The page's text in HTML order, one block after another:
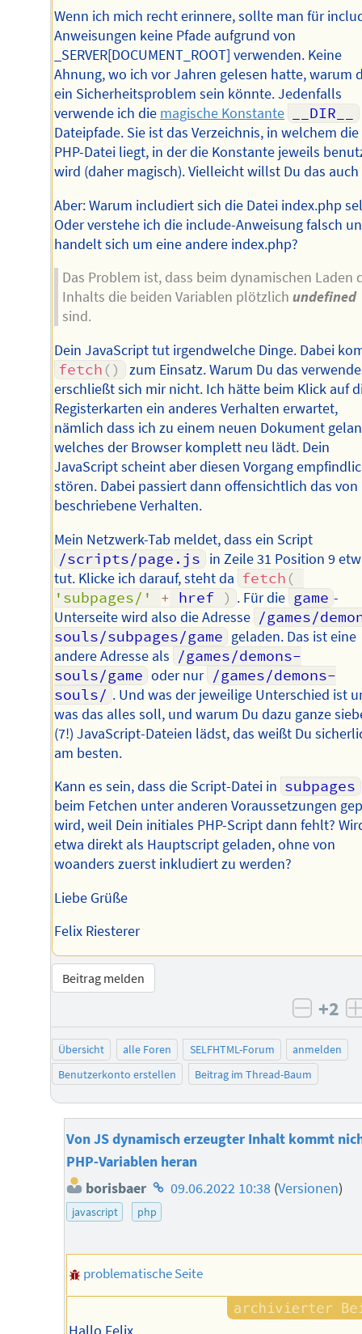
Wenn ich mich recht erinnere, sollte man für
Anweisungen keine Pfade aufgrund von
_SERVER[DOCUMENT_ROOT] verwenden. Keine
Ahnung, wo ich vor Jahren gelesen hatte, warum
ein Sicherheitsproblem sein könnte. Jedenfalls
verwende ich die magische Konstante __DIR__
Dateipfade. Sie ist das Verzeichnis, in welchem die
PHP-Datei liegt, in der die Konstante jeweils
wird (daher magisch). Vielleicht willst Du das
Aber: Warum includiert sich die Datei index.php
Oder verstehe ich die include-Anweisung falsch
handelt sich um eine andere index.php?
Das Problem ist, dass beim dynamischen Laden
Inhalts die beiden Variablen plötzlich undefined
sind.
Dein JavaScript tut irgendwelche Dinge. Dabei
fetch ()
zum Einsatz. Warum Du das
erschließt sich mir nicht. Ich hätte beim Klick auf
Registerkarten ein anderes Verhalten erwartet,
nämlich dass ich zu einem neuen Dokument
welches der Browser komplett neu lädt. Dein
JavaScript scheint aber diesen Vorgang
stören. Dabei passiert dann offensichtlich das von
beschriebene Verhalten.
Mein Netzwerk-Tab meldet, dass ein Script
/scripts/page.js in Zeile 31 Position 9
tut. Klicke ich darauf, steht da fetch (
'subpages/'
+ href ) . Für die game -
Unterseite wird also die Adresse /games/
souls/subpages/game geladen. Das ist eine
andere Adresse als /games/demons-
souls/game oder nur /games/demons-
souls/ . Und was der jeweilige Unterschied ist
was das alles soll, und warum Du dazu ganze
(7!) JavaScript-Dateien lädst, das weißt Du
am besten.
Kann es sein, dass die Script-Datei in subpages
beim Fetchen unter anderen Voraussetzungen
wird, weil Dein initiales PHP-Script dann fehlt?
etwa direkt als Hauptscript geladen, ohne von
woanders zuerst inkludiert zu werden?
Liebe Grüße
Felix Riesterer
Beitrag melden
+2
Übersicht alle Foren SELFHTML-Forum
anmelden
Benutzerkonto erstellen
Beitrag im Thread-Baum
Von JS dynamisch erzeugter Inhalt kommt
PHP-Variablen heran
borisbaer Homepage
des
09.06.2022 10:38 (Versionen)
javascript php
problematische Seite